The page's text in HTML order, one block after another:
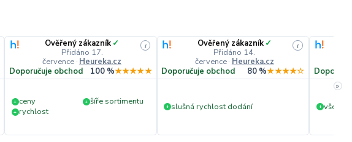
Ověřený zákazník ✓
Přidáno 17.
července · Heureka.cz
i
Doporučuje obchod 100 %★★★★★
+ ceny + šíře sortimentu
+ rychlost
Ověřený zákazník ✓
Přidáno 14.
července· Heureka.cz
i
Doporučuje obchod 80 %★★★★☆
+ slušná rychlost dodání + vše v
»